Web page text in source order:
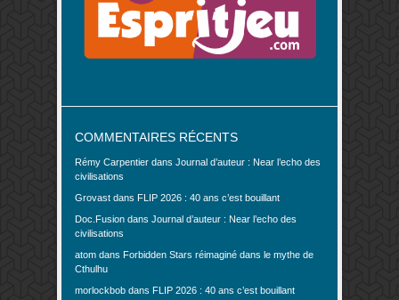
COMMENTAIRES RÉCENTS
Rémy Carpentier dans Journal d’auteur : Near l’echo des
civilisations
Grovast dans FLIP 2026 : 40 ans c’est bouillant
Doc.Fusion dans Journal d’auteur : Near l’echo des
civilisations
atom dans Forbidden Stars réimaginé dans le mythe de
Cthulhu
morlockbob dans FLIP 2026 : 40 ans c’est bouillant